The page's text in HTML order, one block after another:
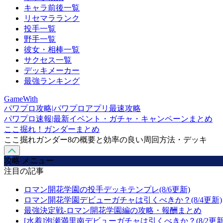
キャラ前後一覧
リセマラランク
投手一覧
野手一覧
彼女・相棒一覧
サクセス一覧
デッキメーカー
最強ランキング
GameWith
パワプロ攻略|パワプロアプリ最速攻略
パワプロ速報|最新イベント・ガチャ・キャンペーンまとめ
ここ掘れ！ガンダーまとめ
ここ掘れガンダー8の概要と効率の良い周回方法・デッキ
攻略 メニュー
注目の記事
ロマン開花学園の投手デッキテンプレ(8/6更新)
ロマン開花学園デビューガチャは引くべきか？(8/4更新)
最強決定戦-ロマン開花学園編の攻略・報酬まとめ
[水着]泡瀬満里南デビューガチャは引くべきか？(8/2更